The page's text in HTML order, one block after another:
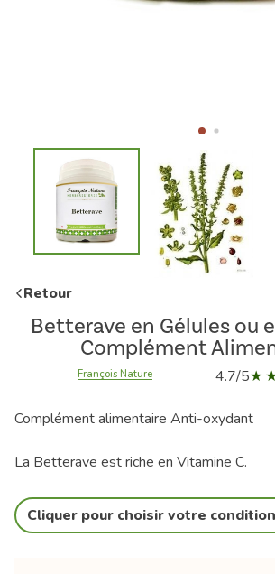
Retour
Betterave en Gélules ou
Complément
François Nature 4.7/5
Complément alimentaire Anti-oxydant
La Betterave est riche en Vitamine C.
Cliquer pour choisir votre